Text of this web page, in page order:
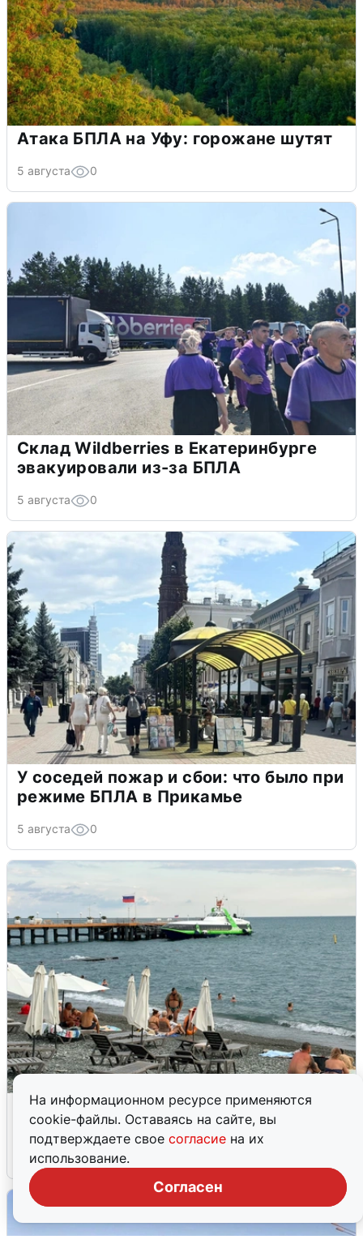
На информационном ресурсе применяются
cookie-файлы. Оставаясь на сайте, вы
подтверждаете свое согласие на их
использование.
Согласен
Атака БПЛА на Уфу: горожане шутят
5 августа 0
Склад Wildberries в Екатеринбурге
эвакуировали из-за БПЛА
5 августа 0
У соседей пожар и сбои: что было при
режиме БПЛА в Прикамье
5 августа 0
Жители и туристы Сочи рассказали
об атаке БПЛА 5 августа
5 августа 0